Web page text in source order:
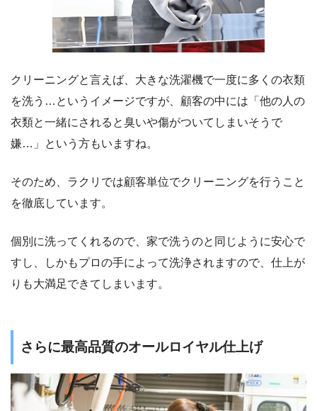
クリーニングと言えば、大きな洗濯機で一度に多くの衣類
を洗う…というイメージですが、顧客の中には「他の人の
衣類と一緒にされると臭いや傷がついてしまいそうで
嫌…」という方もいますね。
そのため、ラクリでは顧客単位でクリーニングを行うこと
を徹底しています。
個別に洗ってくれるので、家で洗うのと同じように安心で
すし、しかもプロの手によって洗浄されますので、仕上が
りも大満足できてしまいます。
さらに最高品質のオールロイヤル仕上げ